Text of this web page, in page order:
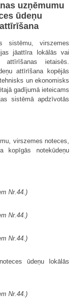
uzņēmumu
ūdeņu
sistēmu, virszemes
jāattīra lokālās vai
attīrīšanas ietaisēs.
attīrīšana kopējās
un ekonomisks
gadījumā ieteicams
sistēmā apdzīvotās
virszemes noteces,
kopīgās notekūdeņu
Nr.44.)
Nr.44.)
Nr.44.)
ūdeņu lokālās
Nr.44.)